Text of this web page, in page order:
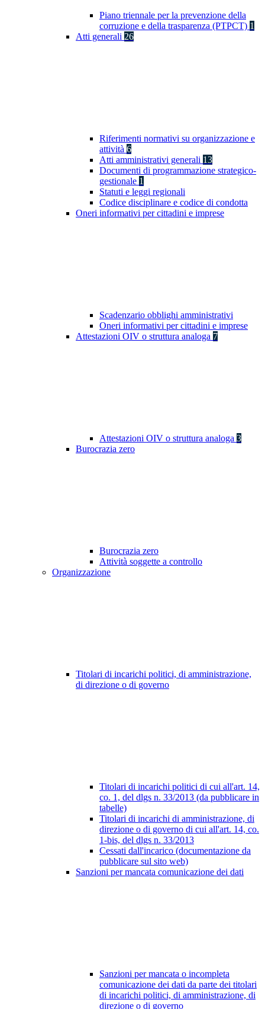
Piano triennale per la prevenzione della
corruzione e della trasparenza (PTPCT) 1
Atti generali 26
Riferimenti normativi su organizzazione e
attività 6
Atti amministrativi generali 13
Documenti di programmazione strategico-
gestionale 1
Statuti e leggi regionali
Codice disciplinare e codice di condotta
Oneri informativi per cittadini e imprese
Scadenzario obblighi amministrativi
Oneri informativi per cittadini e imprese
Attestazioni OIV o struttura analoga 7
Attestazioni OIV o struttura analoga 3
Burocrazia zero
Burocrazia zero
Attività soggette a controllo
Organizzazione
Titolari di incarichi politici, di amministrazione,
di direzione o di governo
Titolari di incarichi politici di cui all'art. 14,
co. 1, del dlgs n. 33/2013 (da pubblicare in
tabelle)
Titolari di incarichi di amministrazione, di
direzione o di governo di cui all'art. 14, co.
1-bis, del dlgs n. 33/2013
Cessati dall'incarico (documentazione da
pubblicare sul sito web)
Sanzioni per mancata comunicazione dei dati
Sanzioni per mancata o incompleta
comunicazione dei dati da parte dei titolari
di incarichi politici, di amministrazione, di
direzione o di governo